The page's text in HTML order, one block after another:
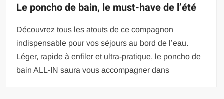
Le poncho de bain, le must-have de l’été
Découvrez tous les atouts de ce compagnon
indispensable pour vos séjours au bord de l’eau.
Léger, rapide à enfiler et ultra-pratique, le poncho de
bain ALL-IN saura vous accompagner dans